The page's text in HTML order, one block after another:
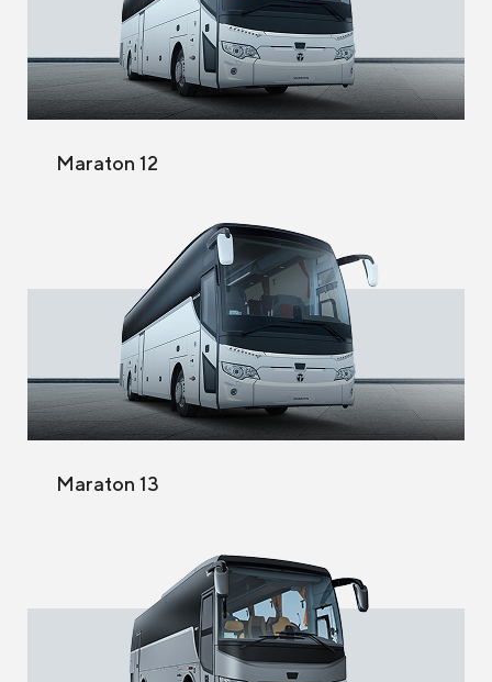
Maraton 12
Maraton 13